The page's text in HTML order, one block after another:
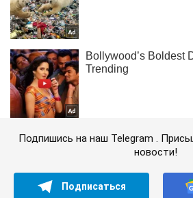
Подпишись на наш Telegram .
новости!
Подписаться